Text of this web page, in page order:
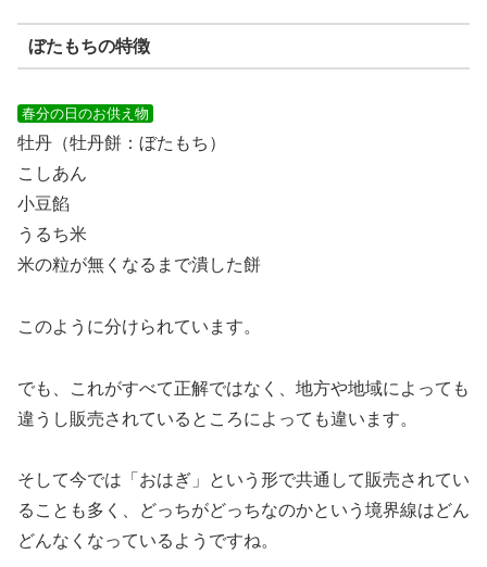
ぼたもちの特徴
春分の日のお供え物
牡丹（牡丹餅：ぼたもち）
こしあん
小豆餡
うるち米
米の粒が無くなるまで潰した餅
このように分けられています。
でも、これがすべて正解ではなく、地方や地域によっても
違うし販売されているところによっても違います。
そして今では「おはぎ」という形で共通して販売されてい
ることも多く、どっちがどっちなのかという境界線はどん
どんなくなっているようですね。